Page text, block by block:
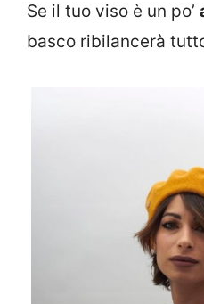
Se il tuo viso è un po’
basco ribilancerà